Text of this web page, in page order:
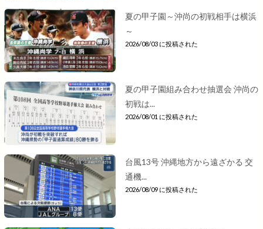
夏の甲子園～沖尚の初戦相手は横浜
～
2026/08/03 に投稿された
夏の甲子園組み合わせ抽選会 沖尚の
初戦は...
2026/08/01 に投稿された
台風13号 沖縄地方から遠ざかる 交
通機...
2026/08/09 に投稿された